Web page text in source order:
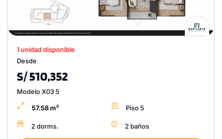
1 unidad disponible
Desde
S/ 510,352
Modelo X03 5
57.58 m² Piso 5
2 dorms. 2 baños